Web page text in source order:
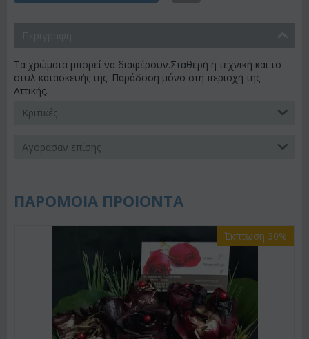
Τα χρώματα μπορεί να διαφέρουν.Σταθερή η τεχνική και το
στυλ κατασκευής της. Παράδοση μόνο στη περιοχή της
Αττικής.
Κριτικές
Αγόρασαν επίσης
ΠΑΡΟΜΟΙΑ ΠΡΟΙΟΝΤΑ
Έκπτωση 30%